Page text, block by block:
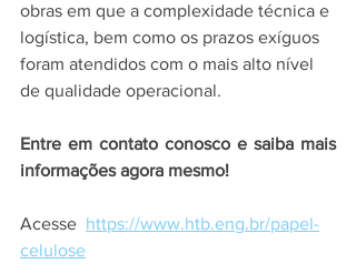
obras em que a complexidade técnica e
logística, bem como os prazos exíguos
foram atendidos com o mais alto nível
de qualidade operacional.
Entre em contato conosco e saiba mais
informações agora mesmo!
Acesse https://www.htb.eng.br/papel-
celulose